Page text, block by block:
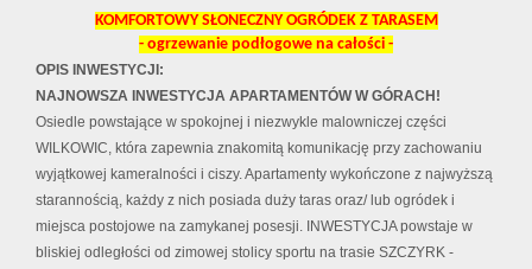
KOMFORTOWY SŁONECZNY OGRÓDEK Z TARASEM
- ogrzewanie podłogowe na całości -
OPIS INWESTYCJI:
NAJNOWSZA INWESTYCJA APARTAMENTÓW W GÓRACH!
Osiedle powstające w spokojnej i niezwykle malowniczej części
WILKOWIC, która zapewnia znakomitą komunikację przy zachowaniu
wyjątkowej kameralności i ciszy. Apartamenty wykończone z najwyższą
starannością, każdy z nich posiada duży taras oraz/ lub ogródek i
miejsca postojowe na zamykanej posesji. INWESTYCJA powstaje w
bliskiej odległości od zimowej stolicy sportu na trasie SZCZYRK -